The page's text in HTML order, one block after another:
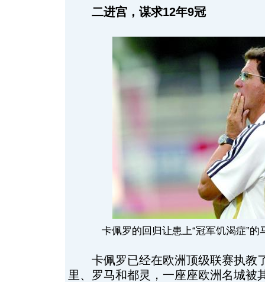
二进宫，谋求12年9冠
卡佩罗的回归让患上“冠军饥渴症”
卡佩罗已经在欧洲顶级联赛执教
里、罗马和都灵，一座座欧洲名城被